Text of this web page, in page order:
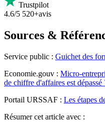
Trustpilot
4.6/5 520+avis
Sources &
Service public : Guichet des
Economie.gouv : Micro-
de chiffre d'affaires est dépassé
Portail URSSAF : Les étapes
Résumercet article avec :